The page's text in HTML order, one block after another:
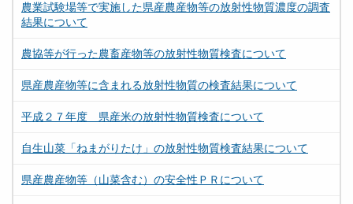
農業試験場等で実施した県産農産物等の放射性物質濃度の調査
結果について
農協等が行った農畜産物等の放射性物質検査について
県産農産物等に含まれる放射性物質の検査結果について
平成２７年度 県産米の放射性物質検査について
自生山菜「ねまがりたけ」の放射性物質検査結果について
県産農産物等（山菜含む）の安全性ＰＲについて